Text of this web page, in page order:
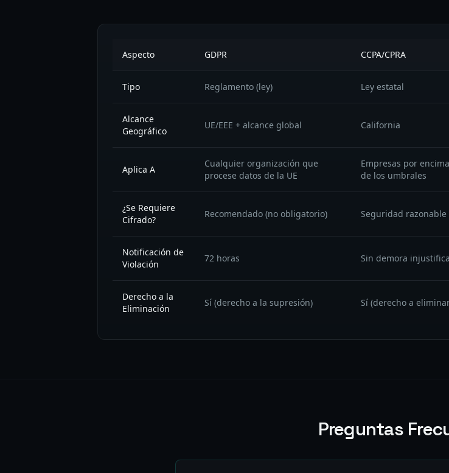
Aspecto GDPR CCPA/CPRA
Tipo Reglamento (ley) Ley estatal
Alcance
Geográfico
UE/EEE + alcance global California
Aplica A
Cualquier organización que
procese datos de la UE
Empresas por encima
de los umbrales
¿Se Requiere
Cifrado?
Recomendado (no obligatorio) Seguridad razonable
Notificación de
Violación
72 horas Sin demora
Derecho a la
Eliminación
Sí (derecho a la supresión) Sí (derecho a
Preguntas